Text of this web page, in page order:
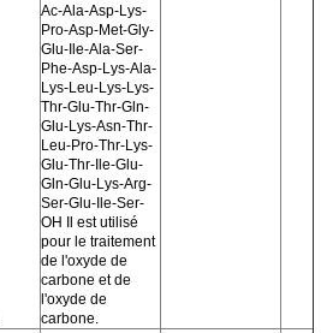
Ac-Ala-Asp-Lys-
Pro-Asp-Met-Gly-
Glu-Ile-Ala-Ser-
Phe-Asp-Lys-Ala-
Lys-Leu-Lys-Lys-
Thr-Glu-Thr-Gln-
Glu-Lys-Asn-Thr-
Leu-Pro-Thr-Lys-
Glu-Thr-Ile-Glu-
Gln-Glu-Lys-Arg-
Ser-Glu-Ile-Ser-
OH Il est utilisé
pour le traitement
de l'oxyde de
carbone et de
l'oxyde de
carbone.